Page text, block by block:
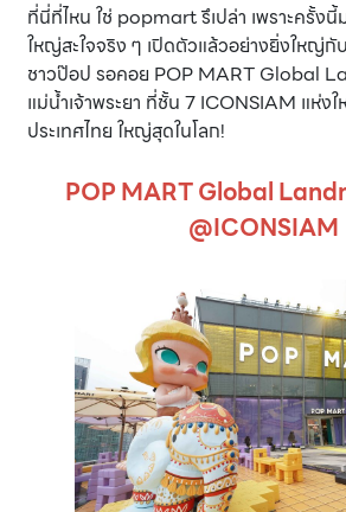
ที่นี่ที่ไหน ใช่ popmart รึเปล่า เพราะครั้ง
ใหญ่สะใจจริง ๆ เปิดตัวแล้วอย่างยิ่งใหญ่กั
ชาวป๊อป รอคอย POP MART Global
แม่น้ำเจ้าพระยา ที่ชั้น 7 ICONSIAM แห่งใ
ประเทศไทย ใหญ่สุดในโลก!
POP MART Global
@ICONSIAM